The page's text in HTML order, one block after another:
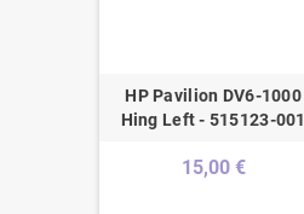
HP Pavilion DV6-1000
Hing Left - 515123-001
15,00 €